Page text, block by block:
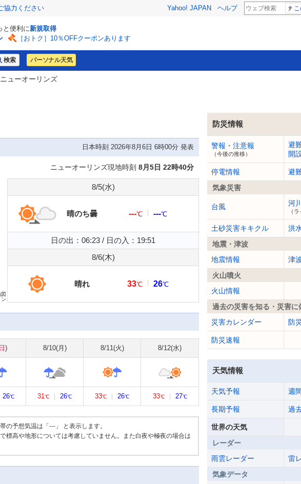
協力ください Yahoo! JAPAN ヘルプ
と便利に新規取得
［おトク］10％OFFクーポンあります
パーソナル天気
ューオーリンズ
日本時刻 2026年8月6日 6時00分 発表
ニューオーリンズ現地時刻 8月5日 22時40分
8/5(水)
晴のち曇 ---℃ ---℃
日の出：06:23 / 日の入：19:51
8/6(木)
晴れ 33℃ 26℃
日 ) 8/10(月 ) 8/11(火) 8/12(水)
26℃ 31℃ 26℃ 33℃ 26℃ 33℃ 27℃
の予想気温は「---」 と表示します。
標高や地形については考慮していません。また白夜や極夜の場合は
防災情報
警報・注意報
（今後の推移）
避
開
停電情報
避
気象災害
台風 河
（
土砂災害キキクル
洪
地震・津波
地震情報
津
火山噴火
火山情報
過去の災害を知る・災害に
災害カレンダー
防
防災速報
天気情報
天気予報 週
長期予報 過
世界の天気
レーダー
雨雲レーダー
雷
気象データ